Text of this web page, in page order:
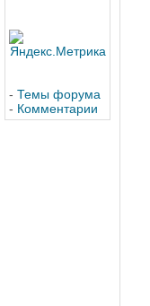
- Темы форума
- Комментарии